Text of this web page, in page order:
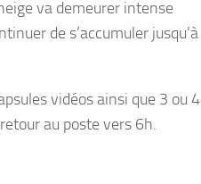
va demeurer intense
de s’accumuler jusqu’à
vidéos ainsi que 3 ou 4
au poste vers 6h.